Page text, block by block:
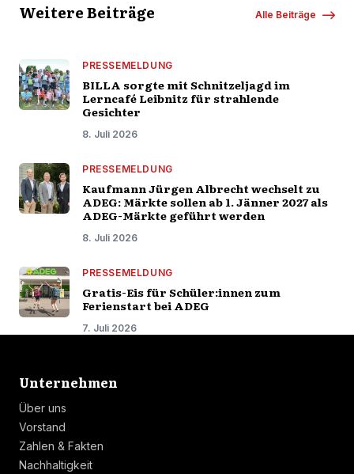
Weitere Beiträge Alle Beiträge
PRESSEMELDUNG
BILLA sorgte mit Schnitzeljagd im
Lerncafé Leibnitz für strahlende
Gesichter
8. Juli 2026
PRESSEMELDUNG
Kaufmann Jürgen Albrecht wechselt zu
ADEG: Märkte sollen ab 1. Jänner 2027 als
ADEG-Märkte geführt werden
8. Juli 2026
PRESSEMELDUNG
Gratis-Eis für Schüler:innen zum
Ferienstart bei ADEG
7. Juli 2026
Unternehmen
Über uns
Vorstand
Zahlen & Fakten
Nachhaltigkeit